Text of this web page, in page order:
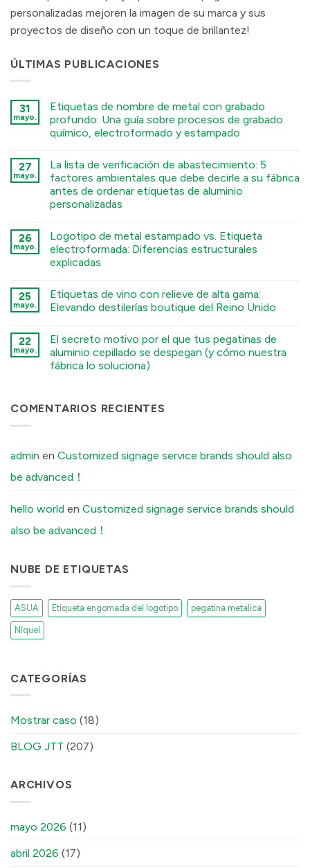
personalizadas mejoren la imagen de su marca y sus
proyectos de diseño con un toque de brillantez!
ÚLTIMAS PUBLICACIONES
31
mayo.
Etiquetas de nombre de metal con grabado
profundo: Una guía sobre procesos de grabado
químico, electroformado y estampado
เห็น
บน
Deep
Engraving
Metal
Nametags:
to
Chemical
Etching,
Electroforming,
Processes
27
mayo.
La lista de verificación de abastecimiento: 5
factores ambientales que debe decirle a su fábrica
antes de ordenar etiquetas de aluminio
personalizadas
เห็น
บน
The
Sourcing
Environmental
Factors
You
Your
Factory
Before
Ordering
Custom
26
mayo.
Logotipo de metal estampado vs. Etiqueta
electroformada: Diferencias estructurales
explicadas
เห็น
บน
Stamped
vs.
Electroformed
Sticker:
Structural
25
mayo.
Etiquetas de vino con relieve de alta gama:
Elevando destilerías boutique del Reino Unido
เห็น
บน
Premium
Embossed
Boutique
22
mayo.
El secreto motivo por el que tus pegatinas de
aluminio cepillado se despegan (y cómo nuestra
fábrica lo soluciona)
บน
The
Brushed
Aluminum
Peel
How
Our
Fixes
COMENTARIOS RECIENTES
admin en Customized signage service brands should also
be advanced！
hello world en Customized signage service brands should
also be advanced！
NUBE DE ETIQUETAS
ASUA Etiqueta engomada del logotipo pegatina metalica
Níquel
CATEGORÍAS
Mostrar caso (18)
BLOG JTT (207)
ARCHIVOS
mayo 2026 (11)
abril 2026 (17)